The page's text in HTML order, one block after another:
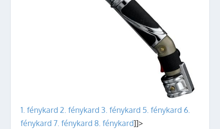
1. fénykard 2. fénykard 3. fénykard 5. fénykard 6.
fénykard 7. fénykard 8. fénykard]]>